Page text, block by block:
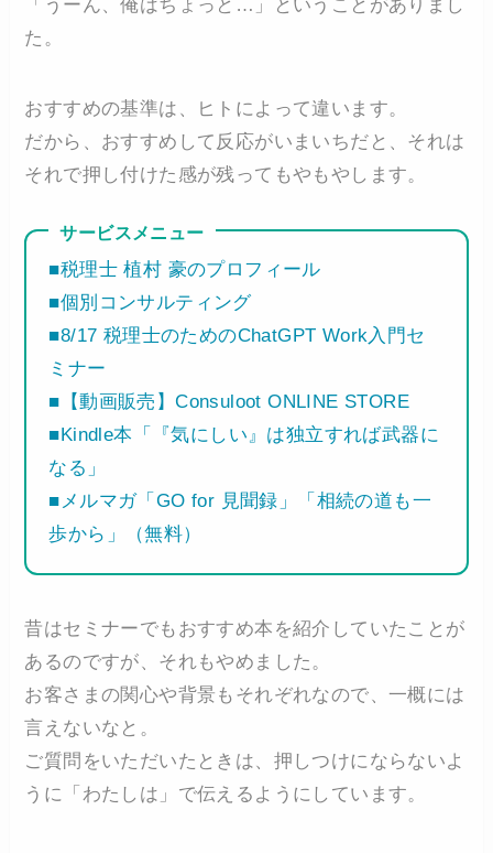
「うーん、俺はちょっと…」ということがありまし
た。
おすすめの基準は、ヒトによって違います。
だから、おすすめして反応がいまいちだと、それは
それで押し付けた感が残ってもやもやします。
サービスメニュー
■税理士 植村 豪のプロフィール
■個別コンサルティング
■8/17 税理士のためのChatGPT Work入門セ
ミナー
■【動画販売】Consuloot ONLINE STORE
■Kindle本「『気にしい』は独立すれば武器に
なる」
■メルマガ「GO for 見聞録」「相続の道も一
歩から」（無料）
昔はセミナーでもおすすめ本を紹介していたことが
あるのですが、それもやめました。
お客さまの関心や背景もそれぞれなので、一概には
言えないなと。
ご質問をいただいたときは、押しつけにならないよ
うに「わたしは」で伝えるようにしています。